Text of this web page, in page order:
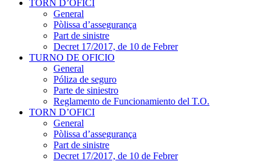
TORN D’OFICI
General
Pòlissa d’assegurança
Part de sinistre
Decret 17/2017, de 10 de Febrer
TURNO DE OFICIO
General
Póliza de seguro
Parte de siniestro
Reglamento de Funcionamiento del T.O.
TORN D’OFICI
General
Pòlissa d’assegurança
Part de sinistre
Decret 17/2017, de 10 de Febrer